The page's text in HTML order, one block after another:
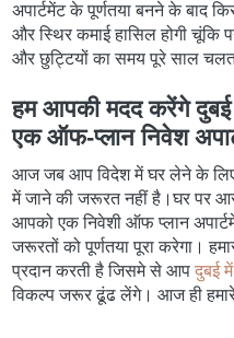
अपार्टमेंट के पूर्णतया बनने के बाद
और स्थिर कमाई हासिल होगी चूंकि
और छुट्टियों का समय पूरे साल
हम आपकी मदद करेंगे
एक ऑफ-प्लान निवेश
आज जब आप विदेश में घर लेने के
में जाने की जरूरत नहीं है।घर पर
आपको एक निवेशी ऑफ प्लान
जरूरतों को पूर्णतया पूरा करेगा।
प्रदान करती है जिसमे से आपदुबई
विकल्प जरूर ढूंढ लेंगे। आज ही